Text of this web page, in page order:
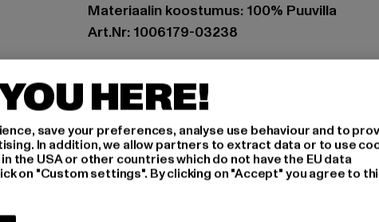
Materiaalin koostumus: 100% Puuvilla
Art.Nr: 1006179-03238
Sandstraße 92 | 45473 Mülheim an der Ruhr |
MITOITUS
HOITO-OHJEET
HERE!
save your preferences, analyse use behaviour and to
In addition, we allow partners to extract data or to use
the USA or other countries which do not have the EU data
on "Custom settings". By clicking on "Accept" you agree to